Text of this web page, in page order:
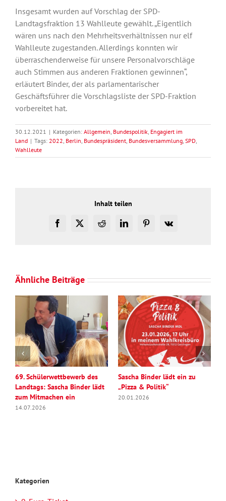
Insgesamt wurden auf Vorschlag der SPD-
Landtagsfraktion 13 Wahlleute gewählt. „Eigentlich
wären uns nach den Mehrheitsverhältnissen nur elf
Wahlleute zugestanden. Allerdings konnten wir
überraschenderweise für unsere Personalvorschläge
auch Stimmen aus anderen Fraktionen gewinnen“,
erläutert Binder, der als parlamentarischer
Geschäftsführer die Vorschlagsliste der SPD-Fraktion
vorbereitet hat.
30.12.2021 | Kategorien: Allgemein Bundespolitik Engagiert im
Land | Tags: 2022 Berlin Bundespräsident Bundesversammlung SPD
Wahlleute
Inhalt teilen
Facebook
X RedditLinkedInPinterest
Vk
Ähnliche Beiträge
69. Schülerwettbewerb des
Landtags: Sascha Binder lädt
zum Mitmachen ein
14.07.2026
Sascha Binder lädt ein zu
„Pizza & Politik“
20.01.2026
Kategorien